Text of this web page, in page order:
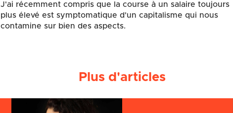
J'ai récemment compris que la course à un salaire toujours
plus élevé est symptomatique d'un capitalisme qui nous
contamine sur bien des aspects.
Plus d'articles